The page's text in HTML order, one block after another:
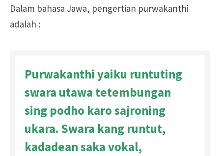
Dalam bahasa Jawa, pengertian purwakanthi
adalah :
Purwakanthi yaiku runtuting
swara utawa tetembungan
sing podho karo sajroning
ukara. Swara kang runtut,
kadadean saka vokal,